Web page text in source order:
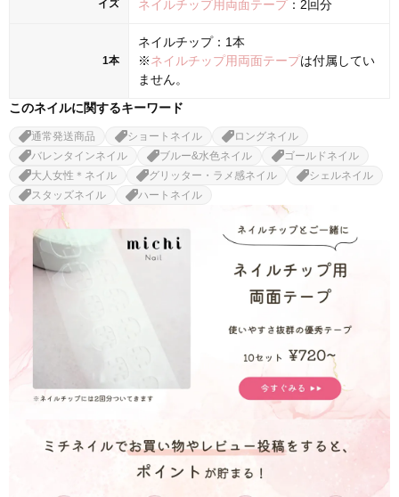
イズ ネイルチップ用両面テープ ：2回分
1本
ネイルチップ：1本
※ネイルチップ用両面テープは付属してい
ません。
このネイルに関するキーワード
通常発送商品 ショートネイル
ロングネイル
バレンタインネイル
ブルー&水色ネイル
ゴールドネイル
大人女性＊ネイル
グリッター・ラメ感ネイル
シェルネイル
スタッズネイル
ハートネイル